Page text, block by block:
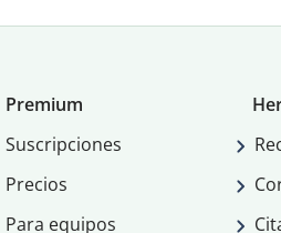
Premium
Suscripciones
Precios
Para equipos